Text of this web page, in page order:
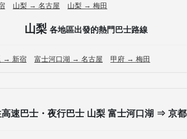
山梨 → 名古屋 山梨 → 梅田
山梨 各地區出發的熱門巴士路線
→ 新宿 富士河口湖 → 名古屋 甲府 → 梅田
速巴士・夜行巴士 山梨 富士河口湖 ⇒ 京都